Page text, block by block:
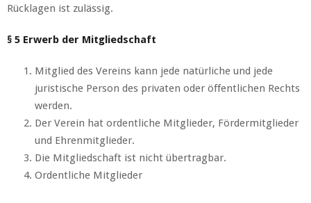
Rücklagen ist zulässig.
§ 5 Erwerb der Mitgliedschaft
Mitglied des Vereins kann jede natürliche und jede
juristische Person des privaten oder öffentlichen Rechts
werden.
Der Verein hat ordentliche Mitglieder, Fördermitglieder
und Ehrenmitglieder.
Die Mitgliedschaft ist nicht übertragbar.
Ordentliche Mitglieder